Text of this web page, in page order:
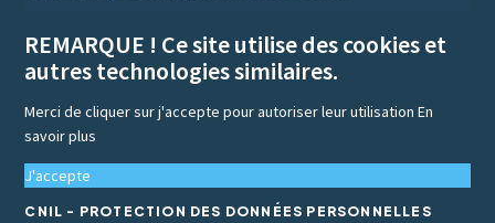
REMARQUE ! Ce site utilise des cookies et
autres technologies similaires.
Merci de cliquer sur j'accepte pour autoriser leur utilisationEn
savoir plus
J'accepte
CNIL - PROTECTION DES DONNÉES PERSONNELLES